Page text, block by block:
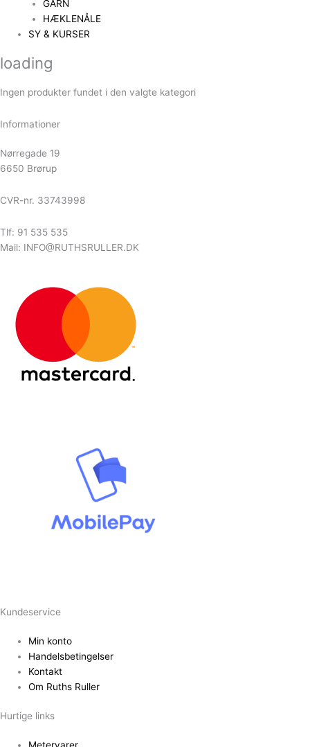
GARN
HÆKLENÅLE
SY & KURSER
loading
Ingen produkter fundet i den valgte kategori
Informationer
Nørregade 19
6650 Brørup
CVR-nr. 33743998
Tlf: 91 535 535
Mail: INFO@RUTHSRULLER.DK
Kundeservice
Min konto
Handelsbetingelser
Kontakt
Om Ruths Ruller
Hurtige links